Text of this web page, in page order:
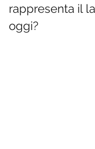
rappresenta il
oggi?